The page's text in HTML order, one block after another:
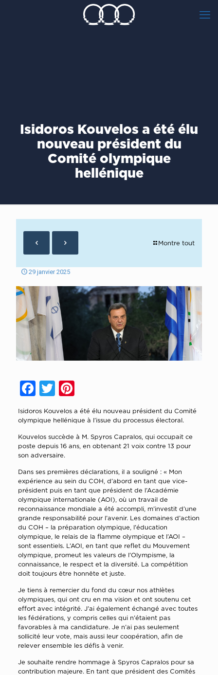
Isidoros Kouvelos a été élu
nouveau président du
Comité olympique
hellénique
Montre tout
29 janvier 2025
Facebook
TwitterPinterest
Isidoros Kouvelos a été élu nouveau président du Comité
olympique hellénique à l’issue du processus électoral.
Kouvelos succède à M. Spyros Capralos, qui occupait ce
poste depuis 16 ans, en obtenant 21 voix contre 13 pour
son adversaire.
Dans ses premières déclarations, il a souligné : « Mon
expérience au sein du COH, d’abord en tant que vice-
président puis en tant que président de l’Académie
olympique internationale (AOI), où un travail de
reconnaissance mondiale a été accompli, m’investit d’une
grande responsabilité pour l’avenir. Les domaines d’action
du COH – la préparation olympique, l’éducation
olympique, le relais de la flamme olympique et l’AOI –
sont essentiels. L’AOI, en tant que reflet du Mouvement
olympique, promeut les valeurs de l’Olympisme, la
connaissance, le respect et la diversité. La compétition
doit toujours être honnête et juste.
Je tiens à remercier du fond du cœur nos athlètes
olympiques, qui ont cru en ma vision et ont soutenu cet
effort avec intégrité. J’ai également échangé avec toutes
les fédérations, y compris celles qui n’étaient pas
favorables à ma candidature. Je n’ai pas seulement
sollicité leur vote, mais aussi leur coopération, afin de
relever ensemble les défis à venir.
Je souhaite rendre hommage à Spyros Capralos pour sa
contribution majeure. En tant que président des Comités